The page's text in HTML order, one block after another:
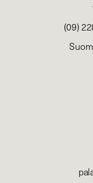
(09)